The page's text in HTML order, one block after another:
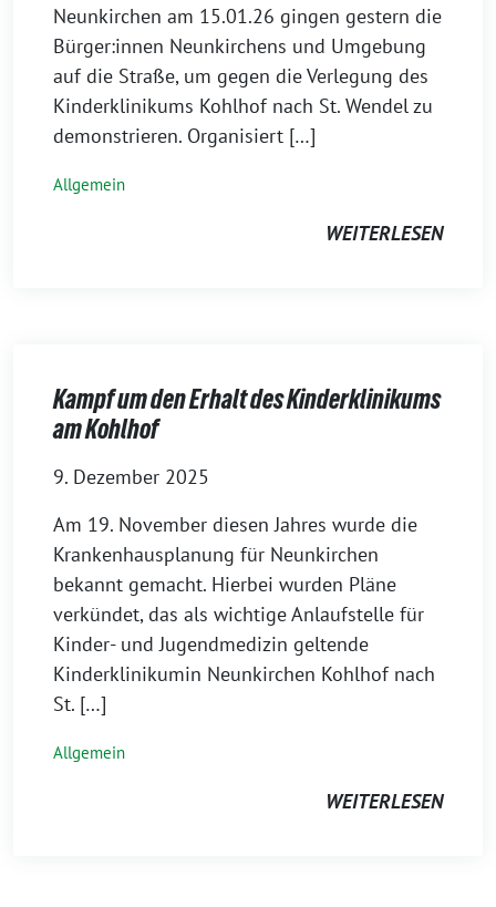
Neunkirchen am 15.01.26 gingen gestern die
Bürger:innen Neunkirchens und Umgebung
auf die Straße, um gegen die Verlegung des
Kinderklinikums Kohlhof nach St. Wendel zu
demonstrieren. Organisiert […]
Allgemein
WEITERLESEN
Kampf um den Erhalt des Kinderklinikums
am Kohlhof
9. Dezember 2025
Am 19. November diesen Jahres wurde die
Krankenhausplanung für Neunkirchen
bekannt gemacht. Hierbei wurden Pläne
verkündet, das als wichtige Anlaufstelle für
Kinder- und Jugendmedizin geltende
Kinderklinikumin Neunkirchen Kohlhof nach
St. […]
Allgemein
WEITERLESEN